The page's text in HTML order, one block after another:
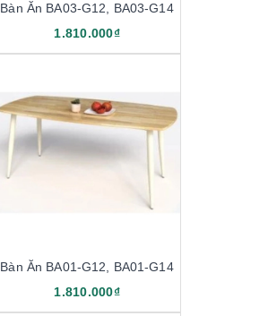
Bàn Ăn BA03-G12, BA03-G14
1.810.000₫
Bàn Ăn BA01-G12, BA01-G14
1.810.000₫